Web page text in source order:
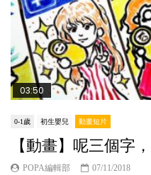
03:50
0-1歲 初生嬰兒 動畫短片
【動畫】呢三個字
POPA編輯部 07/11/2018